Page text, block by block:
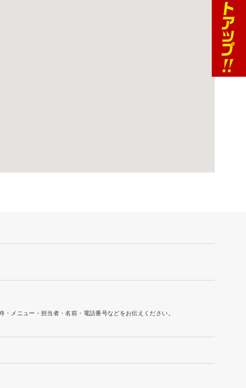
メニュー・担当者・名前・電話番号などをお伝えください。